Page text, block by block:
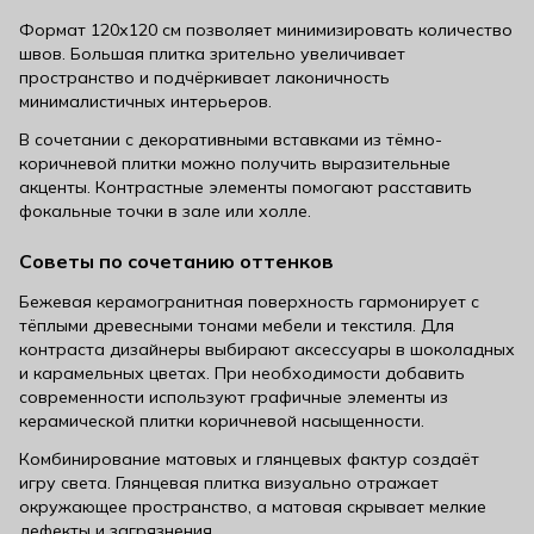
Формат 120х120 см позволяет минимизировать количество
швов. Большая плитка зрительно увеличивает
пространство и подчёркивает лаконичность
минималистичных интерьеров.
В сочетании с декоративными вставками из тёмно-
коричневой плитки можно получить выразительные
акценты. Контрастные элементы помогают расставить
фокальные точки в зале или холле.
Советы по сочетанию оттенков
Бежевая керамогранитная поверхность гармонирует с
тёплыми древесными тонами мебели и текстиля. Для
контраста дизайнеры выбирают аксессуары в шоколадных
и карамельных цветах. При необходимости добавить
современности используют графичные элементы из
керамической плитки коричневой насыщенности.
Комбинирование матовых и глянцевых фактур создаёт
игру света. Глянцевая плитка визуально отражает
окружающее пространство, а матовая скрывает мелкие